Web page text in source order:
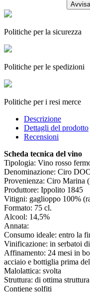
Politiche per la sicurezza
Politiche per le spedizioni
Politiche per i resi merce
Descrizione
Dettagli del prodotto
Recensioni
Scheda tecnica del vino
Tipologia: Vino rosso
Denominazione: Ciro DOC
Provenienza: Ciro Marina
Produttore: Ippolito 1845
Vitigni: gaglioppo 100%
Formato: 75 cl.
Alcool: 14,5%
Annata:
Consumo ideale: entro la
Vinificazione: in serbatoi
Affinamento: 24 mesi in
acciaio e bottiglia prima
Malolattica: svolta
Struttura: di ottima struttura
Contiene solfiti